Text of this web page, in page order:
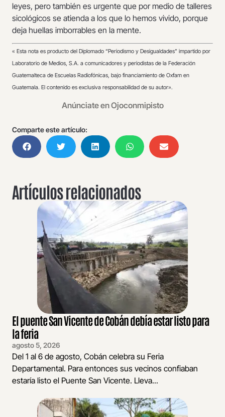
leyes, pero también es urgente que por medio de talleres
sicológicos se atienda a los que lo hemos vivido, porque
deja huellas imborrables en la mente.
« Esta nota es producto del Diplomado “Periodismo y Desigualdades” impartido por
Laboratorio de Medios, S.A. a comunicadores y periodistas de la Federación
Guatemalteca de Escuelas Radiofónicas, bajo financiamiento de Oxfam en
Guatemala. El contenido es exclusiva responsabilidad de su autor».
Anúnciate en Ojoconmipisto
Comparte este artículo:
Artículos relacionados
El puente San Vicente de Cobán debía estar listo para
la feria
agosto 5, 2026
Del 1 al 6 de agosto, Cobán celebra su Feria
Departamental. Para entonces sus vecinos confiaban
estaría listo el Puente San Vicente. Lleva...